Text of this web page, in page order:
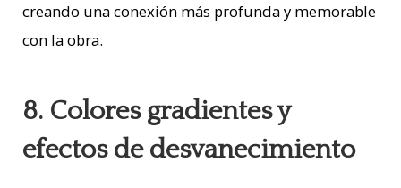
creando una conexión más profunda y memorable
con la obra.
8. Colores gradientes y
efectos de desvanecimiento